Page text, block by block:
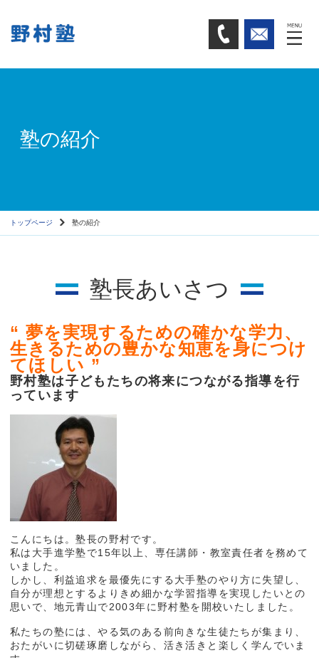
塾の紹介
トップページ 塾の紹介
塾長あいさつ
“ 夢を実現するための確かな学力、
生きるための豊かな知恵を身につけ
てほしい ”
野村塾は子どもたちの将来につながる指導を行
っています
こんにちは。塾長の野村です。
私は大手進学塾で15年以上、専任講師・教室責任者を務めて
いました。
しかし、利益追求を最優先にする大手塾のやり方に失望し、
自分が理想とするよりきめ細かな学習指導を実現したいとの
思いで、地元青山で2003年に野村塾を開校いたしました。
私たちの塾には、やる気のある前向きな生徒たちが集まり、
おたがいに切磋琢磨しながら、活き活きと楽しく学んでいま